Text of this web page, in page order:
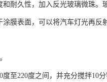
耐久性，加入反光玻璃微珠。
膜表面，可以将汽车灯光再反
至220度之间，并充分搅拌10分